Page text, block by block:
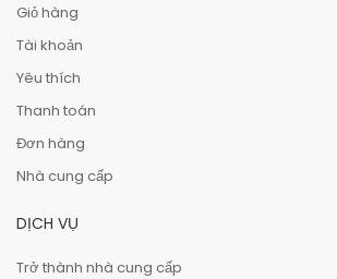
Giỏ hàng
Tài khoản
Yêu thích
Thanh toán
Đơn hàng
Nhà cung cấp
DỊCH VỤ
Trở thành nhà cung cấp